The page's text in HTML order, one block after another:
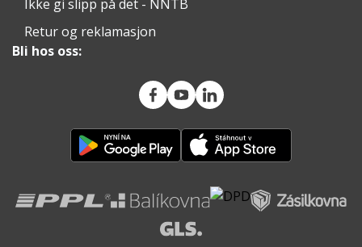
Ikke gi slipp på det - NNTB
Retur og reklamasjon
Bli hos oss: